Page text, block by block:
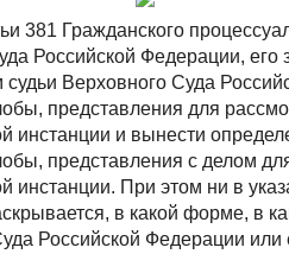
381 Гражданского
Российской Федерации, его
судьи Верховного Суда
представления для
инстанции и вынести
представления с делом
инстанции. При этом ни в
в какой форме, в
Российской Федерации или